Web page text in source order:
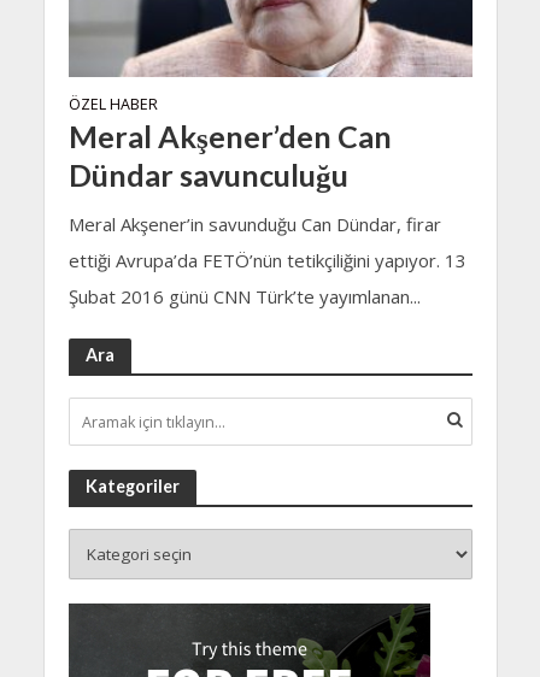
ÖZEL HABER
Meral Akşener’den Can
Dündar savunculuğu
Meral Akşener’in savunduğu Can Dündar, firar
ettiği Avrupa’da FETÖ’nün tetikçiliğini yapıyor. 13
Şubat 2016 günü CNN Türk’te yayımlanan...
Ara
Kategoriler